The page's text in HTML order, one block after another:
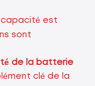
capacité est
sont
de la batterie
clé de la